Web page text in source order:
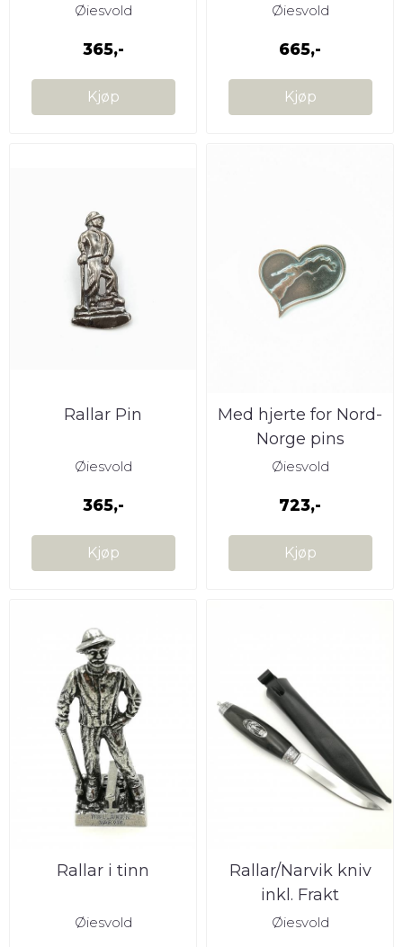
Øiesvold
365,-
Kjøp
Øiesvold
665,-
Kjøp
Rallar Pin
Øiesvold
365,-
Kjøp
Med hjerte for Nord-
Norge pins
Øiesvold
723,-
Kjøp
Rallar i tinn
Øiesvold
Rallar/Narvik kniv
inkl. Frakt
Øiesvold